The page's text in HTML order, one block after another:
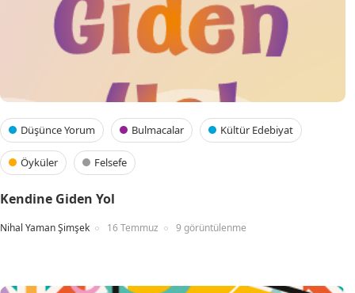
Düşünce Yorum Bulmacalar Kültür Edebiyat
Öyküler Felsefe
Kendine Giden Yol
Nihal Yaman Şimşek 16 Temmuz 9 görüntülenme